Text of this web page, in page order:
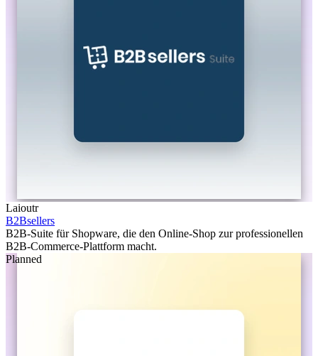
Laioutr
B2Bsellers
B2B-Suite für Shopware, die den Online-Shop zur professionellen
B2B-Commerce-Plattform macht.
Planned